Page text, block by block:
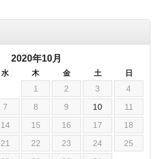
2020年10月
水 木 金 土 日
1 2 3
4
7 8 9 10
11
14 15 16 17
18
21 22 23 24
25